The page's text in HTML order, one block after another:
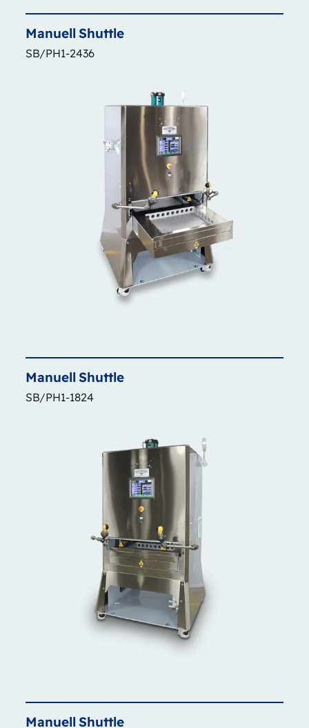
Manuell Shuttle
SB/PH1-2436
Manuell Shuttle
SB/PH1-1824
Manuell Shuttle